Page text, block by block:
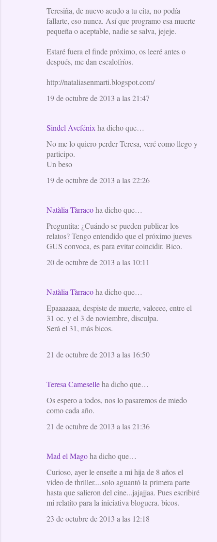
Teresiña, de nuevo acudo a tu cita, no podía
fallarte, eso nunca. Así que programo esa muerte
pequeña o aceptable, nadie se salva, jejeje.
Estaré fuera el finde próximo, os leeré antes o
después, me dan escalofríos.
http://nataliasenmarti.blogspot.com/
19 de octubre de 2013 a las 21:47
Sindel Avefénix ha dicho que…
No me lo quiero perder Teresa, veré como llego y
participo.
Un beso
19 de octubre de 2013 a las 22:26
Natàlia Tàrracoha dicho que…
Preguntita: ¿Cuándo se pueden publicar los
relatos? Tengo entendido que el próximo jueves
GUS convoca, es para evitar coincidir. Bico.
20 de octubre de 2013 a las 10:11
Natàlia Tàrracoha dicho que…
Epaaaaaaa, despiste de muerte, valeeee, entre el
31 oc. y el 3 de noviembre, disculpa.
Será el 31, más bicos.
21 de octubre de 2013 a las 16:50
Teresa Cameselleha dicho que…
Os espero a todos, nos lo pasaremos de miedo
como cada año.
21 de octubre de 2013 a las 21:36
Mad el Magoha dicho que…
Curioso, ayer le enseñe a mi hija de 8 años el
video de thriller....solo aguantó la primera parte
hasta que salieron del cine...jajajjaa. Pues escribiré
mi relatito para la iniciativa bloguera. bicos.
23 de octubre de 2013 a las 12:18